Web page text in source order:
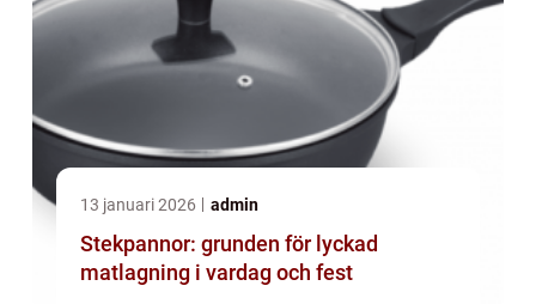
13 januari 2026 admin
Stekpannor: grunden för lyckad
matlagning i vardag och fest